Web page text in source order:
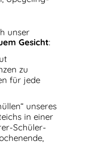
unser
Gesicht:
zu
für jede
unseres
in einer
Schüler-